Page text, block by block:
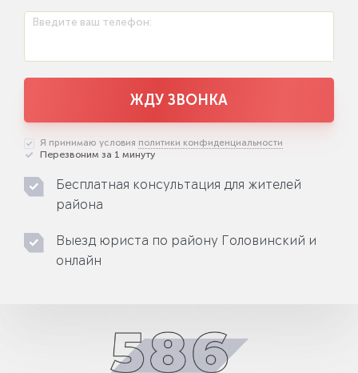
Введите ваш телефон:
ЖДУ ЗВОНКА
Я принимаю условия политики конфиденциальности
Перезвоним за 1 минуту
Бесплатная консультация для жителей
района
Выезд юриста по району Головинский и
онлайн